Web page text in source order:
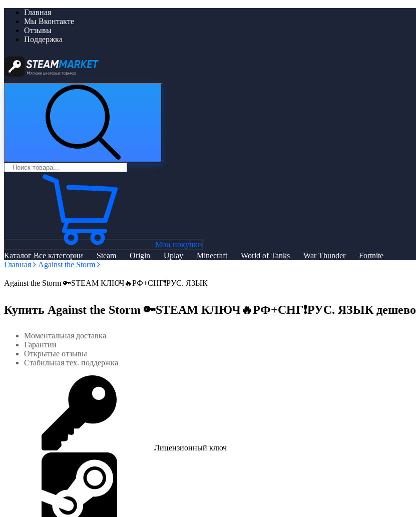
Главная
Мы Вконтакте
Отзывы
Поддержка
Мои покупки
Каталог Все категории Steam Origin Uplay Minecraft World of Tanks War Thunder
Fortnite
Главная
Against the Storm
Against the Storm 🔑STEAM КЛЮЧ🔥РФ+СНГ❗РУС. ЯЗЫК
Купить Against the Storm 🔑STEAM КЛЮЧ🔥РФ+СНГ❗РУС. ЯЗЫК дешево
Моментальная доставка
Гарантии
Открытые отзывы
Стабильная тех. поддержка
Лицензионный ключ